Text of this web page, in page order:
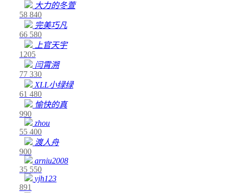
大力的冬萱
58 840
完美巧凡
66 580
上官天宇
1205
闫霄溯
77 330
XLL小绿绿
61 480
愉快的真
990
zhou
55 400
渡人舟
900
arniu2008
35 550
yjh123
891